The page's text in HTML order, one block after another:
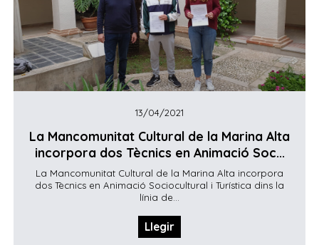
13/04/2021
La Mancomunitat Cultural de la Marina Alta
incorpora dos Tècnics en Animació Soc...
La Mancomunitat Cultural de la Marina Alta incorpora
dos Tècnics en Animació Sociocultural i Turística dins la
línia de...
Llegir